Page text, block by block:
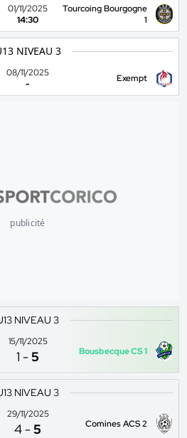
01/11/2025
14:30
Tourcoing Bourgogne
1
NIVEAU 3
08/11/2025
-
Exempt
publicité
NIVEAU 3
15/11/2025
1 -5 Bousbecque CS 1
NIVEAU 3
29/11/2025
4 -5 Comines ACS 2